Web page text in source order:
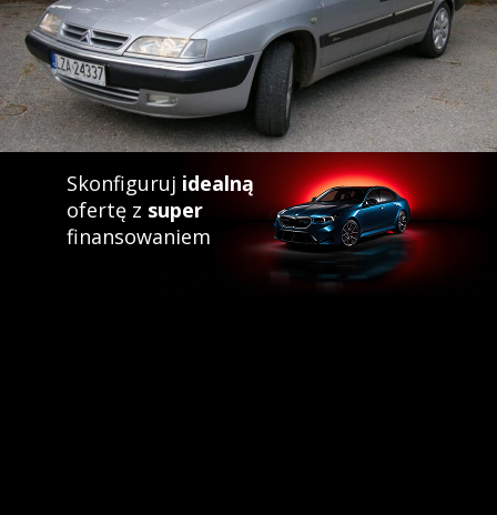
Skonfiguruj idealną
ofertę z super
finansowaniem